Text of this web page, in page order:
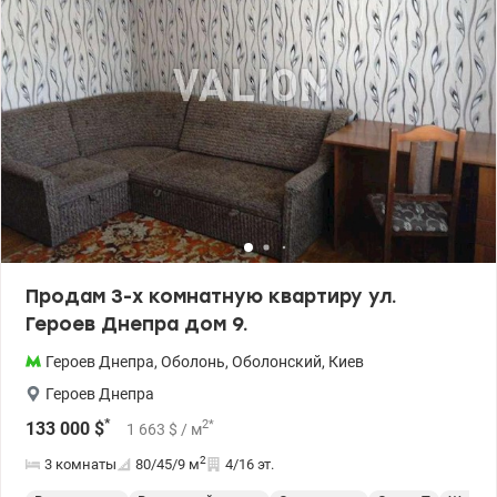
собственной инфраструктурой; - низкоэтажная застройка.
Преимущества локации: - удобная транспортная развязка; -
пляж (залив Верблюжий, озеро Министерское) – 5 минут; -
Новус, поликлиника – 5 минут Тел.(044) 200-10-80
valion.ua/1113248
Продам 3-х комнатную квартиру ул.
Героев Днепра дом 9.
Героев Днепра, Оболонь, Оболонский, Киев
Героев Днепра
133 000 $* 1 663 $ / м2*
3 комнаты 80/45/9 м2 4/16 эт.